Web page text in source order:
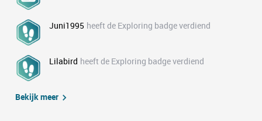
Juni1995 heeft de Exploring badge verdiend
Lilabird heeft de Exploring badge verdiend
Bekijk meer